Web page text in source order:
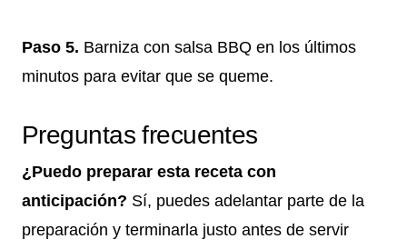
Paso 5. Barniza con salsa BBQ en los últimos
minutos para evitar que se queme.
Preguntas frecuentes
¿Puedo preparar esta receta con
anticipación? Sí, puedes adelantar parte de la
preparación y terminarla justo antes de servir